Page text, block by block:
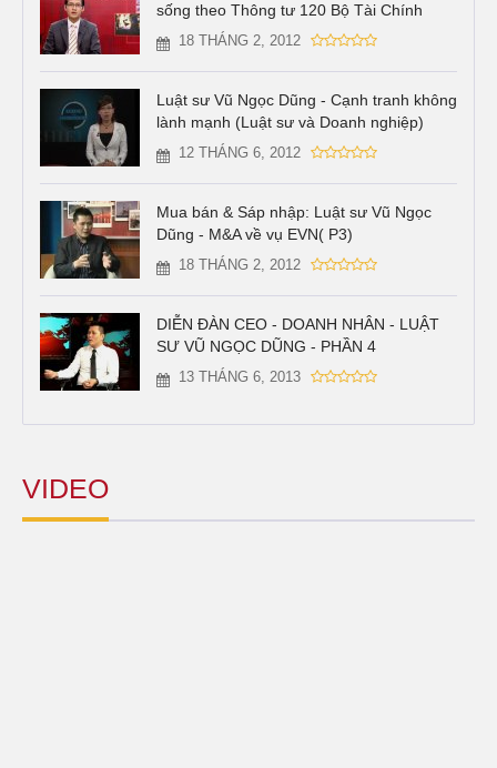
sống theo Thông tư 120 Bộ Tài Chính
18 THÁNG 2, 2012
Luật sư Vũ Ngọc Dũng - Cạnh tranh không
lành mạnh (Luật sư và Doanh nghiệp)
12 THÁNG 6, 2012
Mua bán & Sáp nhập: Luật sư Vũ Ngọc
Dũng - M&A về vụ EVN( P3)
18 THÁNG 2, 2012
DIỄN ĐÀN CEO - DOANH NHÂN - LUẬT
SƯ VŨ NGỌC DŨNG - PHẦN 4
13 THÁNG 6, 2013
VIDEO